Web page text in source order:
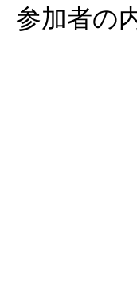
参加者の